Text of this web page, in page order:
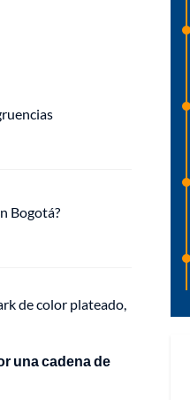
Bogotá?
de color plateado,
una cadena de